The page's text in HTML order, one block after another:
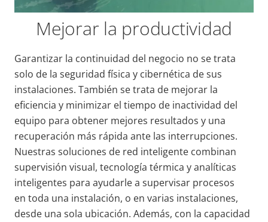
Mejorar la productividad
Garantizar la continuidad del negocio no se trata
solo de la seguridad física y cibernética de sus
instalaciones. También se trata de mejorar la
eficiencia y minimizar el tiempo de inactividad del
equipo para obtener mejores resultados y una
recuperación más rápida ante las interrupciones.
Nuestras soluciones de red inteligente combinan
supervisión visual, tecnología térmica y analíticas
inteligentes para ayudarle a supervisar procesos
en toda una instalación, o en varias instalaciones,
desde una sola ubicación. Además, con la capacidad